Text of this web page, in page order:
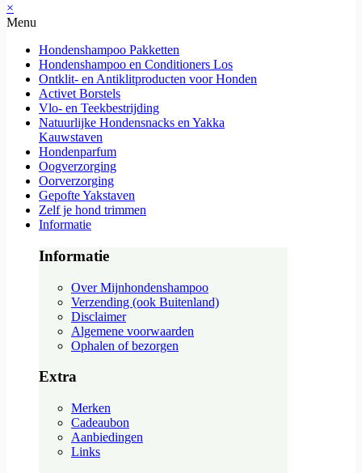
×
Menu
Hondenshampoo Pakketten
Hondenshampoo en Conditioners Los
Ontklit- en Antiklitproducten voor Honden
Activet Borstels
Vlo- en Teekbestrijding
Natuurlijke Hondensnacks en Yakka
Kauwstaven
Hondenparfum
Oogverzorging
Oorverzorging
Gepofte Yakstaven
Zelf je hond trimmen
Informatie
Informatie
Over Mijnhondenshampoo
Verzending (ook Buitenland)
Disclaimer
Algemene voorwaarden
Ophalen of bezorgen
Extra
Merken
Cadeaubon
Aanbiedingen
Links